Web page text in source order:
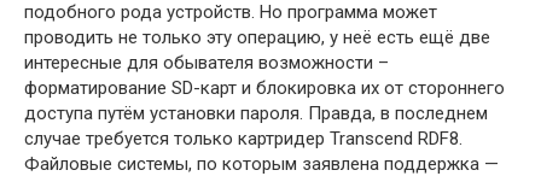
подобного рода устройств. Но программа может
проводить не только эту операцию, у неё есть ещё две
интересные для обывателя возможности –
форматирование SD-карт и блокировка их от стороннего
доступа путём установки пароля. Правда, в последнем
случае требуется только картридер Transcend RDF8.
Файловые системы, по которым заявлена поддержка —